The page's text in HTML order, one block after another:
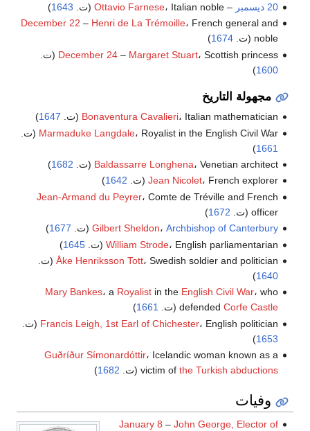
20 ديسمبر
–
Ottavio Farnese، Italian noble (ت. 1643
)
December 22 – Henri de La Trémoille، French general and
noble (ت.
1674
)
December 24– Margaret Stuart، Scottish princess (ت.
1600
)
مجهولة التاريخ
Bonaventura Cavalieri، Italian mathematician (ت. 1647
)
Marmaduke Langdale، Royalist in the English Civil War (ت.
1661
)
Baldassarre Longhena، Venetian architect (ت. 1682
)
Jean Nicolet، French explorer (ت. 1642
)
Jean-Armand du Peyrer، Comte de Tréville and French
officer (ت.
1672
)
Gilbert Sheldon، Archbishop of Canterbury (ت. 1677
)
William Strode، English parliamentarian (ت. 1645
)
Åke Henriksson Tott، Swedish soldier and politician (ت.
1640
)
Mary Bankes، a Royalistin the English Civil War، who
defended Corfe Castle (ت. 1661
)
Francis Leigh, 1st Earl of Chichester، English politician (ت.
1653
)
Guðríður Símonardóttir، Icelandic woman known as a
victim of the Turkish abductions (ت. 1682
)
وفيات
January 8 – John George, Elector of